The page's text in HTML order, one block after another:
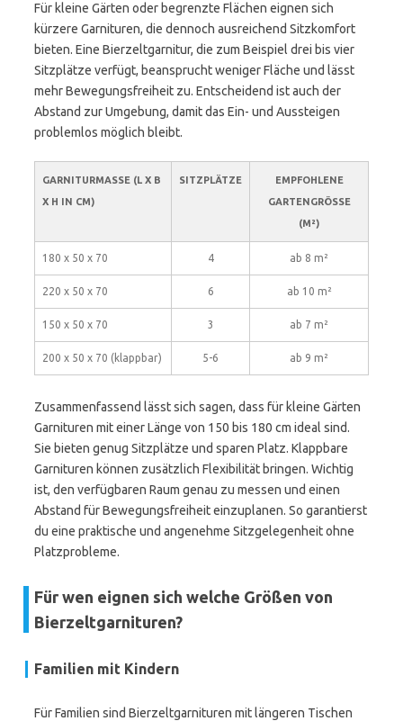
Für kleine Gärten oder begrenzte Flächen eignen sich
kürzere Garnituren, die dennoch ausreichend Sitzkomfort
bieten. Eine Bierzeltgarnitur, die zum Beispiel drei bis vier
Sitzplätze verfügt, beansprucht weniger Fläche und lässt
mehr Bewegungsfreiheit zu. Entscheidend ist auch der
Abstand zur Umgebung, damit das Ein- und Aussteigen
problemlos möglich bleibt.
GARNITURMASSE (L X B X
H IN CM)
SITZPLÄTZE
EMPFOHLENE
GARTENGRÖSSE (
M²)
180 x 50 x 70 4 ab 8 m²
220 x 50 x 70 6 ab 10 m²
150 x 50 x 70 3 ab 7 m²
200 x 50 x 70 (klappbar) 5-6 ab 9 m²
Zusammenfassend lässt sich sagen, dass für kleine Gärten
Garnituren mit einer Länge von 150 bis 180 cm ideal sind.
Sie bieten genug Sitzplätze und sparen Platz. Klappbare
Garnituren können zusätzlich Flexibilität bringen. Wichtig
ist, den verfügbaren Raum genau zu messen und einen
Abstand für Bewegungsfreiheit einzuplanen. So garantierst
du eine praktische und angenehme Sitzgelegenheit ohne
Platzprobleme.
Für wen eignen sich welche Größen von
Bierzeltgarnituren?
Familien mit Kindern
Für Familien sind Bierzeltgarnituren mit längeren Tischen